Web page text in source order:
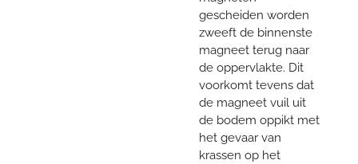
gescheiden worden
zweeft de binnenste
magneet terug naar
de oppervlakte. Dit
voorkomt tevens dat
de magneet vuil uit
de bodem oppikt met
het gevaar van
krassen op het